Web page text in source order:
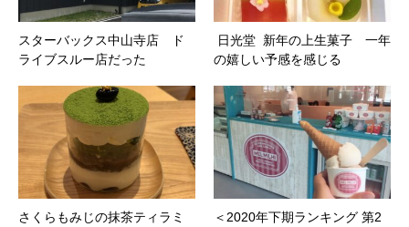
スターバックス中山寺店 ド
ライブスルー店だった
日光堂 新年の上生菓子 一年
の嬉しい予感を感じる
さくらもみじの抹茶ティラミ
＜2020年下期ランキング 第2